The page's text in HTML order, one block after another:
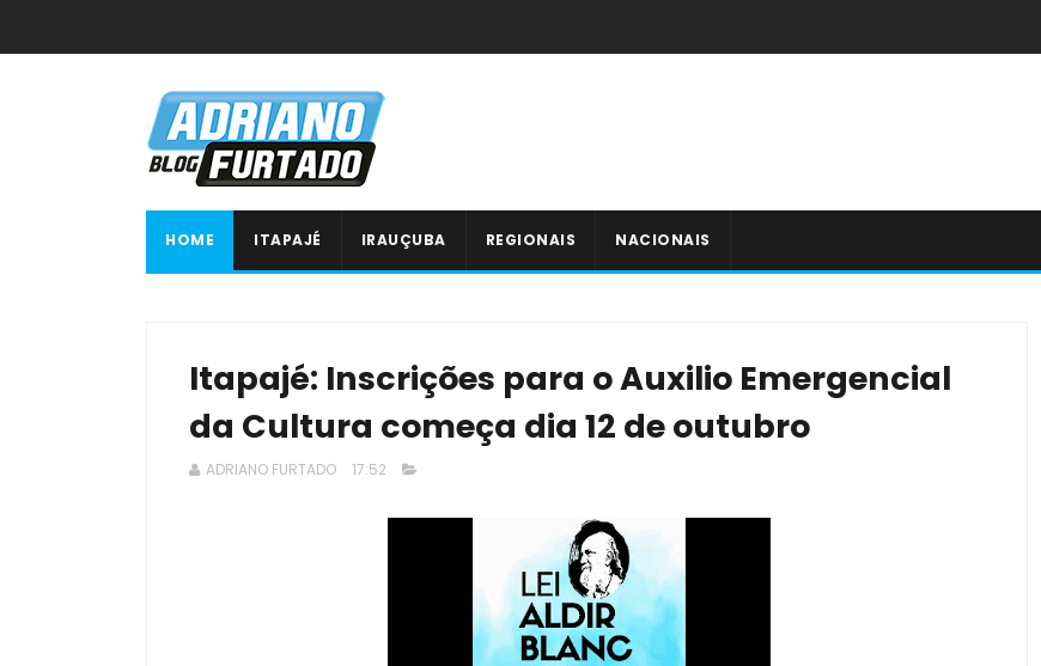
HOME ITAPAJÉ IRAUÇUBA REGIONAIS NACIONAIS
Itapajé: Inscrições para o Auxilio Emergencial
da Cultura começa dia 12 de outubro
ADRIANO FURTADO 17:52